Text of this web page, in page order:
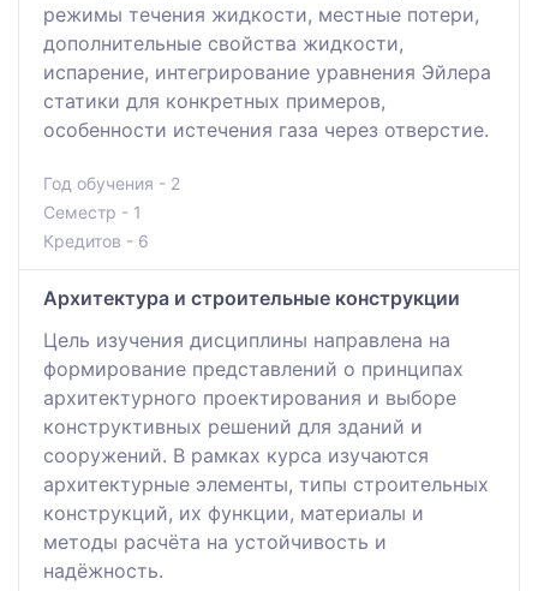
режимы течения жидкости, местные потери,
дополнительные свойства жидкости,
испарение, интегрирование уравнения Эйлера
статики для конкретных примеров,
особенности истечения газа через отверстие.
Год обучения - 2
Семестр - 1
Кредитов - 6
Архитектура и строительные конструкции
Цель изучения дисциплины направлена на
формирование представлений о принципах
архитектурного проектирования и выборе
конструктивных решений для зданий и
сооружений. В рамках курса изучаются
архитектурные элементы, типы строительных
конструкций, их функции, материалы и
методы расчёта на устойчивость и
надёжность.